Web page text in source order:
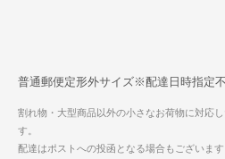
普通郵便定形外サイズ※配達日時指定
割れ物・大型商品以外の小さなお荷物に対応
す。
配達はポストへの投函となる場合もございま